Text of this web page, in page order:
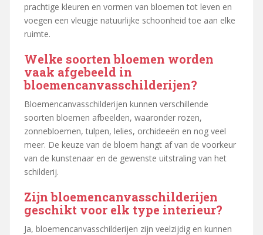
prachtige kleuren en vormen van bloemen tot leven en
voegen een vleugje natuurlijke schoonheid toe aan elke
ruimte.
Welke soorten bloemen worden
vaak afgebeeld in
bloemencanvasschilderijen?
Bloemencanvasschilderijen kunnen verschillende
soorten bloemen afbeelden, waaronder rozen,
zonnebloemen, tulpen, lelies, orchideeën en nog veel
meer. De keuze van de bloem hangt af van de voorkeur
van de kunstenaar en de gewenste uitstraling van het
schilderij.
Zijn bloemencanvasschilderijen
geschikt voor elk type interieur?
Ja, bloemencanvasschilderijen zijn veelzijdig en kunnen